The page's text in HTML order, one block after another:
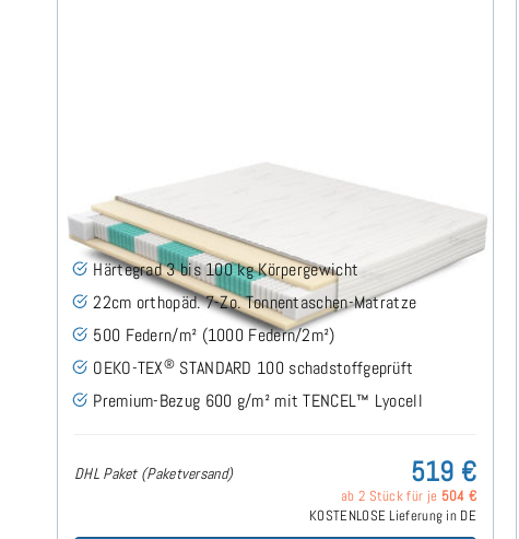
SERA H3 (TENCEL™ Lyocell) TTFK-Matratze 160x200
Härtegrad 3 bis 100 kg Körpergewicht
22cm orthopäd. 7-Zo. Tonnentaschen-Matratze
500 Federn/m² (1000 Federn/2m²)
OEKO-TEX® STANDARD 100 schadstoffgeprüft
Premium-Bezug 600 g/m² mit TENCEL™ Lyocell
DHL Paket (Paketversand) 519 €
ab 2 Stück für je 504 €
KOSTENLOSE Lieferung in DE